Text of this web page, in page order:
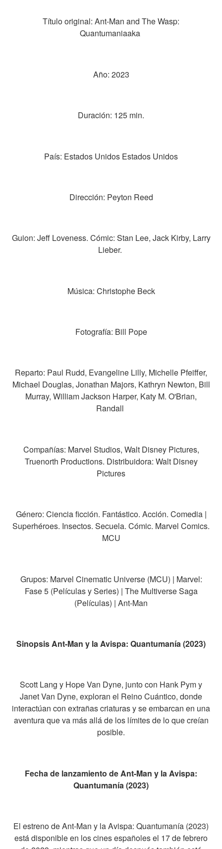
Título original: Ant-Man and The Wasp:
Quantumaniaaka
Año: 2023
Duración: 125 min.
País: Estados Unidos Estados Unidos
Dirección: Peyton Reed
Guion: Jeff Loveness. Cómic: Stan Lee, Jack Kirby, Larry
Lieber.
Música: Christophe Beck
Fotografía: Bill Pope
Reparto: Paul Rudd, Evangeline Lilly, Michelle Pfeiffer,
Michael Douglas, Jonathan Majors, Kathryn Newton, Bill
Murray, William Jackson Harper, Katy M. O'Brian,
Randall
Compañías: Marvel Studios, Walt Disney Pictures,
Truenorth Productions. Distribuidora: Walt Disney
Pictures
Género: Ciencia ficción. Fantástico. Acción. Comedia |
Superhéroes. Insectos. Secuela. Cómic. Marvel Comics.
MCU
Grupos: Marvel Cinematic Universe (MCU) | Marvel:
Fase 5 (Películas y Series) | The Multiverse Saga
(Películas) | Ant-Man
Sinopsis Ant-Man y la Avispa: Quantumanía (2023)
Scott Lang y Hope Van Dyne, junto con Hank Pym y
Janet Van Dyne, exploran el Reino Cuántico, donde
interactúan con extrañas criaturas y se embarcan en una
aventura que va más allá de los límites de lo que creían
posible.
Fecha de lanzamiento de Ant-Man y la Avispa:
Quantumanía (2023)
El estreno de Ant-Man y la Avispa: Quantumanía (2023)
está disponible en los cines españoles el 17 de febrero